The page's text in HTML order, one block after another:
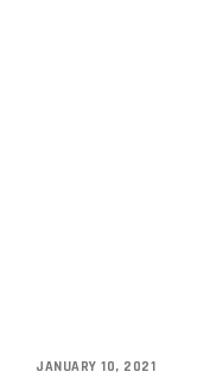
JANUARY 10, 2021